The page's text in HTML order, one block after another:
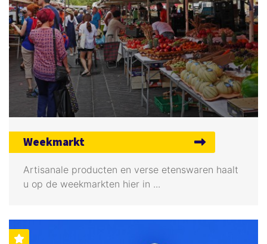
Weekmarkt
Artisanale producten en verse etenswaren haalt
u op de weekmarkten hier in ...